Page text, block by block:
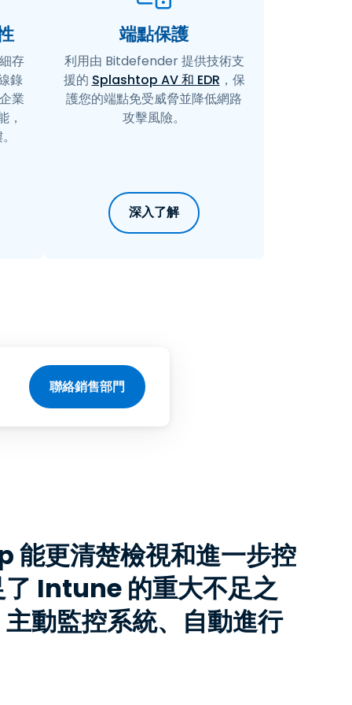
存
錄
業
，
端點保護
利用由 Bitdefender 提供技術支
援的 Splashtop AV 和 EDR ，保
護您的端點免受威脅並降低網路
攻擊風險。
深入了解
聯絡銷售部門
更清楚檢視和進一步控
了 Intune 的重大不足之
動監控系統、自動進行